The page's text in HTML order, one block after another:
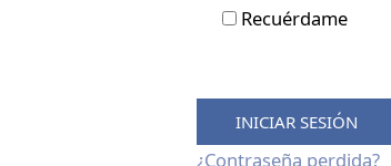
Recuérdame
INICIAR SESIÓN
¿Contraseña perdida?